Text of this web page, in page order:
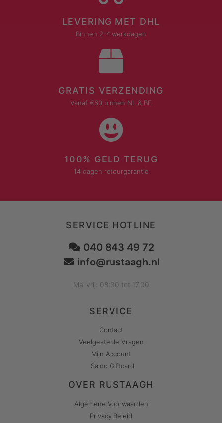
LEVERING MET DHL
Binnen 2-4 werkdagen
GRATIS VERZENDING
Vanaf €60 binnen NL & BE
100% GELD TERUG
14 dagen retourgarantie
SERVICE HOTLINE
040 843 49 72
info@rustaagh.nl
Ma-vrij: 08:30 tot 17.00
SERVICE
Contact
Veelgestelde Vragen
Mijn Account
Saldo Giftcard
OVER RUSTAAGH
Algemene Voorwaarden
Privacy Beleid